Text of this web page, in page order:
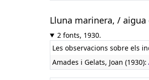
Lluna marinera, / aigua
2 fonts, 1930.
Les observacions sobre els
Amades i Gelats, Joan (1930):